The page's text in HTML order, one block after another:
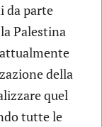
da parte
Palestina
della
quel
tutte le